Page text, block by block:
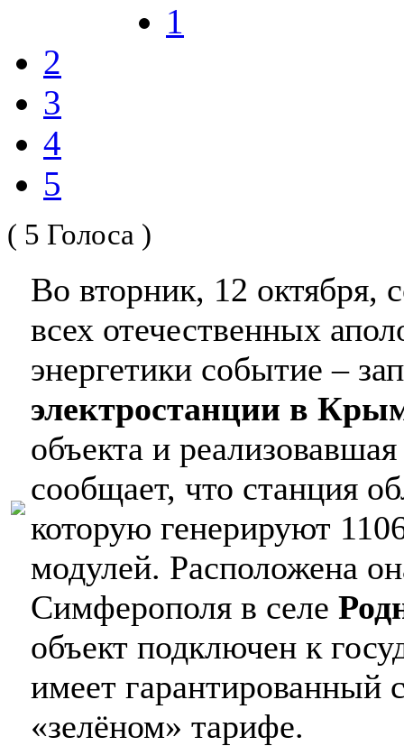
1
2
3
4
5
( 5 Голоса )
Во вторник, 12 октября,
всех отечественных
энергетики событие –
электростанции в
объекта и
сообщает, что станция
которую генерируют
модулей. Расположена
Симферополя в селе
объект подключен к
имеет гарантированный
«зелёном» тарифе.